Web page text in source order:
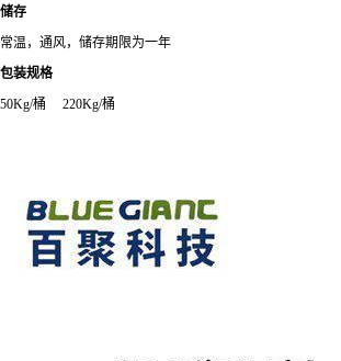
储存
常温，通风，储存期限为一年
包装规格
50Kg/桶 220Kg/桶